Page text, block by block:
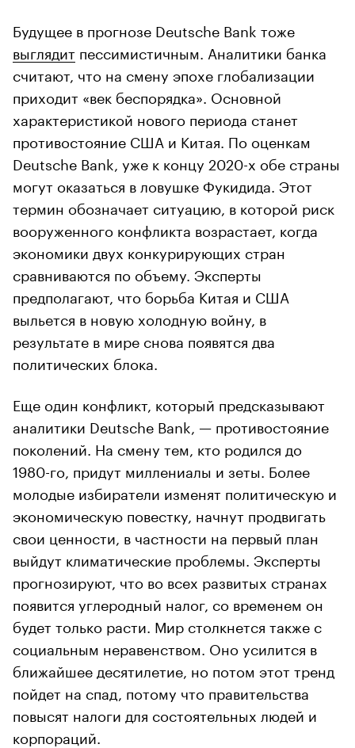
Будущее в прогнозе Deutsche Bank тоже
выглядит пессимистичным. Аналитики банка
считают, что на смену эпохе глобализации
приходит «век беспорядка». Основной
характеристикой нового периода станет
противостояние США и Китая. По оценкам
Deutsche Bank, уже к концу 2020-х обе страны
могут оказаться в ловушке Фукидида. Этот
термин обозначает ситуацию, в которой риск
вооруженного конфликта возрастает, когда
экономики двух конкурирующих стран
сравниваются по объему. Эксперты
предполагают, что борьба Китая и США
выльется в новую холодную войну, в
результате в мире снова появятся два
политических блока.
Еще один конфликт, который предсказывают
аналитики Deutsche Bank, — противостояние
поколений. На смену тем, кто родился до
1980-го, придут миллениалы и зеты. Более
молодые избиратели изменят политическую и
экономическую повестку, начнут продвигать
свои ценности, в частности на первый план
выйдут климатические проблемы. Эксперты
прогнозируют, что во всех развитых странах
появится углеродный налог, со временем он
будет только расти. Мир столкнется также с
социальным неравенством. Оно усилится в
ближайшее десятилетие, но потом этот тренд
пойдет на спад, потому что правительства
повысят налоги для состоятельных людей и
корпораций.